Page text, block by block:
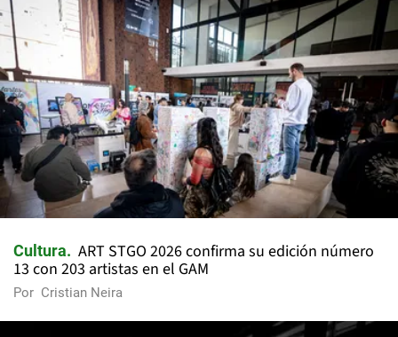
Cultura
ART STGO 2026 confirma su edición número
13 con 203 artistas en el GAM
Por Cristian Neira